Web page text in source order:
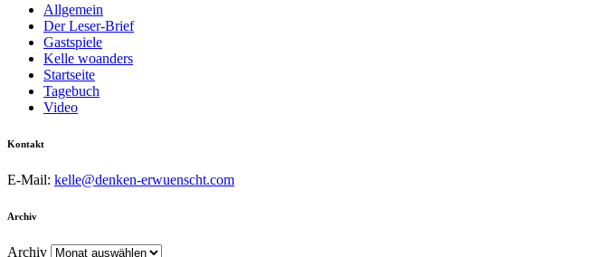
Allgemein
Der Leser-Brief
Gastspiele
Kelle woanders
Startseite
Tagebuch
Video
Kontakt
E-Mail: kelle@denken-erwuenscht.com
Archiv
Archiv